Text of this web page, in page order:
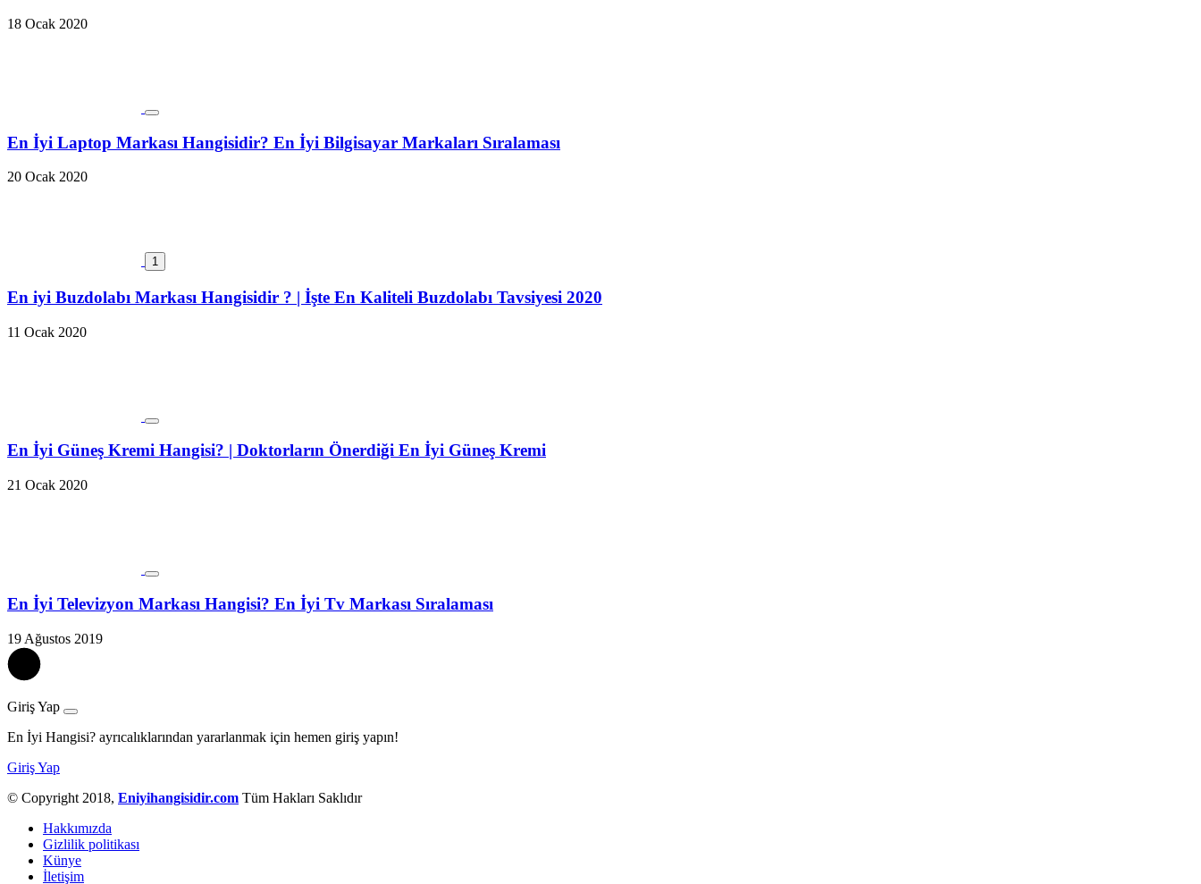
18 Ocak 2020
En İyi Laptop Markası Hangisidir? En İyi Bilgisayar Markaları Sıralaması
20 Ocak 2020
1
En iyi Buzdolabı Markası Hangisidir ? | İşte En Kaliteli Buzdolabı Tavsiyesi 2020
11 Ocak 2020
En İyi Güneş Kremi Hangisi? | Doktorların Önerdiği En İyi Güneş Kremi
21 Ocak 2020
En İyi Televizyon Markası Hangisi? En İyi Tv Markası Sıralaması
19 Ağustos 2019
Giriş Yap
En İyi Hangisi? ayrıcalıklarından yararlanmak için hemen giriş yapın!
Giriş Yap
© Copyright 2018, Eniyihangisidir.com Tüm Hakları Saklıdır
Hakkımızda
Gizlilik politikası
Künye
İletişim